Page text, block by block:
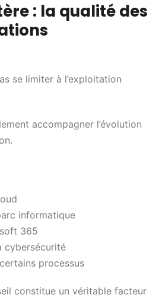
: la qualité des
se limiter à l’exploitation
accompagner l’évolution
informatique
365
cybersécurité
processus
constitue un véritable facteur